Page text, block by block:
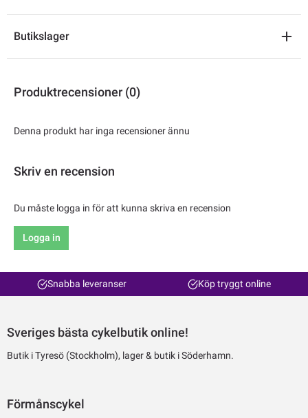
Butikslager
Produktrecensioner (0)
Denna produkt har inga recensioner ännu
Skriv en recension
Du måste logga in för att kunna skriva en recension
Logga in
Snabba leveranser Köp tryggt online
Sveriges bästa cykelbutik online!
Butik i Tyresö (Stockholm), lager & butik i Söderhamn.
Förmånscykel